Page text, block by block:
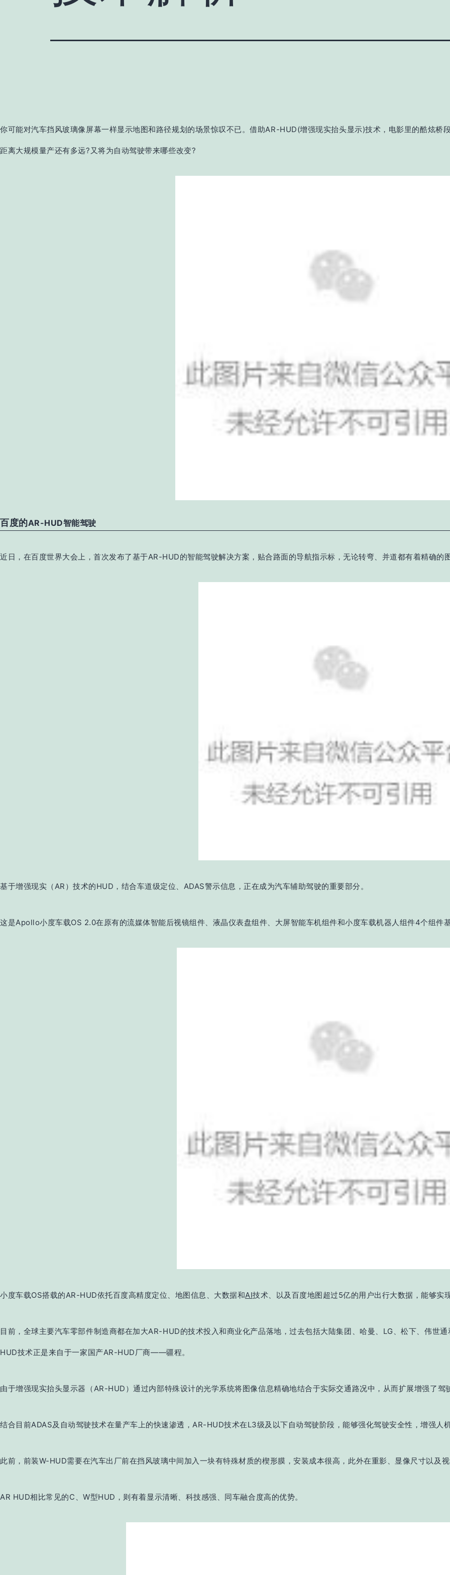
你可能对汽车挡风玻璃像屏幕一样显示地图和路径规划的场景惊叹不已。借助AR-HUD(增强现实抬头显示)技术，电影里的酷炫
距离大规模量产还有多远?又将为自动驾驶带来哪些改变?
百度的AR-HUD智能驾驶
近日，在百度世界大会上，首次发布了基于AR-HUD的智能驾驶解决方案，贴合路面的导航指示标，无论转弯、并道都有着精确的图
基于增强现实（AR）技术的HUD，结合车道级定位、ADAS警示信息，正在成为汽车辅助驾驶的重要部分。
这是Apollo小度车载OS 2.0在原有的流媒体智能后视镜组件、液晶仪表盘组件、大屏智能车机组件和小度车载机器人组件4个组件
小度车载OS搭载的AR-HUD依托百度高精度定位、地图信息、大数据和AI技术、以及百度地图超过5亿的用户出行大数据，能够实
目前，全球主要汽车零部件制造商都在加大AR-HUD的技术投入和商业化产品落地，过去包括大陆集团、哈曼、LG、松下、伟世
HUD技术正是来自于一家国产AR-HUD厂商——疆程。
由于增强现实抬头显示器（AR-HUD）通过内部特殊设计的光学系统将图像信息精确地结合于实际交通路况中，从而扩展增强了驾
结合目前ADAS及 自动驾驶技术在量产车上的快速渗透，AR-HUD技术在L3级及以下自动驾驶阶段，能够强化驾驶安全性，增强人机
此前，前装W-HUD需要在汽车出厂前在挡风玻璃中间加入一块有特殊材质的楔形膜，安装成本很高，此外在重影、显像尺寸以及视
AR HUD相比常见的C、W型HUD，则有着显示清晰、科技感强、同车融合度高的优势。